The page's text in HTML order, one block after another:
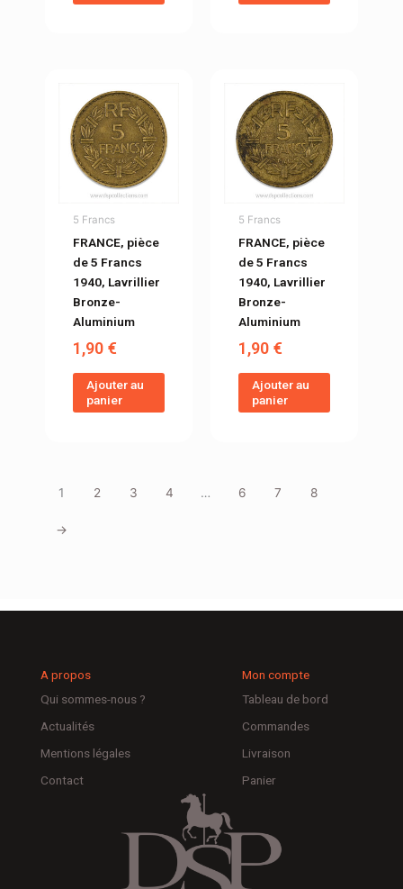
5 Francs
FRANCE, pièce
de 5 Francs
1940, Lavrillier
Bronze-
Aluminium
1,90€
Ajouter au
panier
5 Francs
FRANCE, pièce
de 5 Francs
1940, Lavrillier
Bronze-
Aluminium
1,90€
Ajouter au
panier
1 2 3 4 … 6 7 8
→
A propos
Qui sommes-nous ?
Actualités
Mentions légales
Contact
Mon compte
Tableau de bord
Commandes
Livraison
Panier